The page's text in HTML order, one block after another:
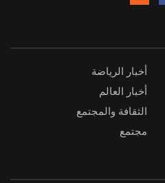
أخبار الرياضة
أخبار العالم
الثقافة والمجتمع
مجتمع